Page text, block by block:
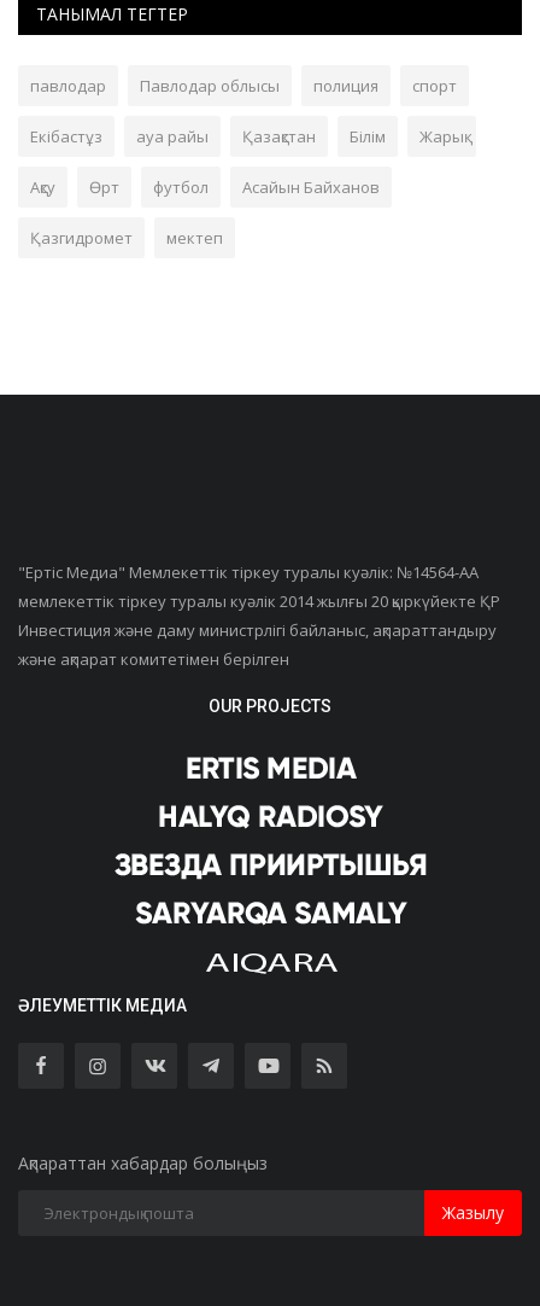
ТАНЫМАЛ ТЕГТЕР
павлодар Павлодар облысы полиция спорт
Екібастұз ауа райы Қазақстан Білім Жарық
Ақсу Өрт футбол Асайын Байханов
Қазгидромет мектеп
"Ертiс Медиа" Мемлекеттік тіркеу туралы куәлік: №14564-АА
мемлекеттік тіркеу туралы куәлік 2014 жылғы 20 қыркүйекте ҚР
Инвестиция және даму министрлігі байланыс, ақпараттандыру
және ақпарат комитетімен берілген
OUR PROJECTS
ӘЛЕУМЕТТІК МЕДИА
Ақпараттан хабардар болыңыз
Жазылу